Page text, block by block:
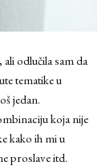
odlučila sam da
tematike u
jedan.
koja nije
kako ih mi u
proslave itd.